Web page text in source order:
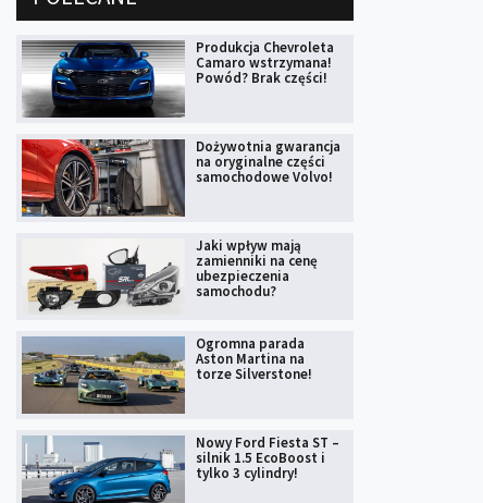
Produkcja Chevroleta
Camaro wstrzymana!
Powód? Brak części!
Dożywotnia gwarancja
na oryginalne części
samochodowe Volvo!
Jaki wpływ mają
zamienniki na cenę
ubezpieczenia
samochodu?
Ogromna parada
Aston Martina na
torze Silverstone!
Nowy Ford Fiesta ST –
silnik 1.5 EcoBoost i
tylko 3 cylindry!